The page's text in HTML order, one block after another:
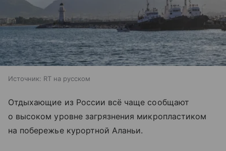
Источник: RT на русском
Отдыхающие из России всё чаще сообщают
о высоком уровне загрязнения микропластиком
на побережье курортной Аланьи.